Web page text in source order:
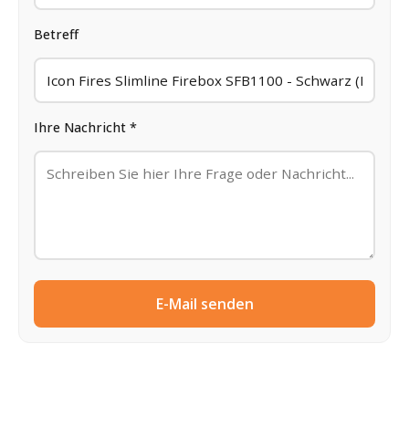
Betreff
Ihre Nachricht *
E-Mail senden